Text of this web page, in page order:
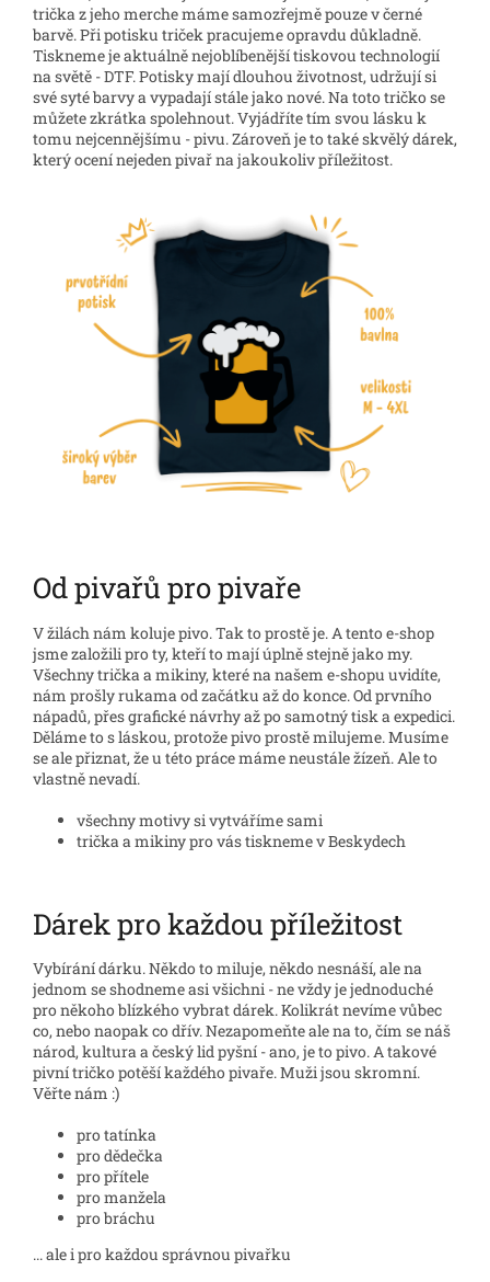
trička z jeho merche máme samozřejmě pouze v černé
barvě. Při potisku triček pracujeme opravdu důkladně.
Tiskneme je aktuálně nejoblíbenější tiskovou technologií
na světě - DTF. Potisky mají dlouhou životnost, udržují si
své syté barvy a vypadají stále jako nové. Na toto tričko se
můžete zkrátka spolehnout. Vyjádříte tím svou lásku k
tomu nejcennějšímu - pivu. Zároveň je to také skvělý dárek,
který ocení nejeden pivař na jakoukoliv příležitost.
Od pivařů pro pivaře
V žilách nám koluje pivo. Tak to prostě je. A tento e-shop
jsme založili pro ty, kteří to mají úplně stejně jako my.
Všechny trička a mikiny, které na našem e-shopu uvidíte,
nám prošly rukama od začátku až do konce. Od prvního
nápadů, přes grafické návrhy až po samotný tisk a expedici.
Děláme to s láskou, protože pivo prostě milujeme. Musíme
se ale přiznat, že u této práce máme neustále žízeň. Ale to
vlastně nevadí.
všechny motivy si vytváříme sami
trička a mikiny pro vás tiskneme v Beskydech
Dárek pro každou příležitost
Vybírání dárku. Někdo to miluje, někdo nesnáší, ale na
jednom se shodneme asi všichni - ne vždy je jednoduché
pro někoho blízkého vybrat dárek. Kolikrát nevíme vůbec
co, nebo naopak co dřív. Nezapomeňte ale na to, čím se náš
národ, kultura a český lid pyšní - ano, je to pivo. A takové
pivní tričko potěší každého pivaře. Muži jsou skromní.
Věřte nám :)
pro tatínka
pro dědečka
pro přítele
pro manžela
pro bráchu
... ale i pro každou správnou pivařku